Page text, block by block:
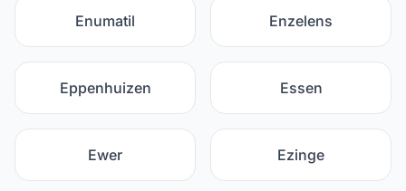
Enumatil Enzelens
Eppenhuizen Essen
Ewer Ezinge